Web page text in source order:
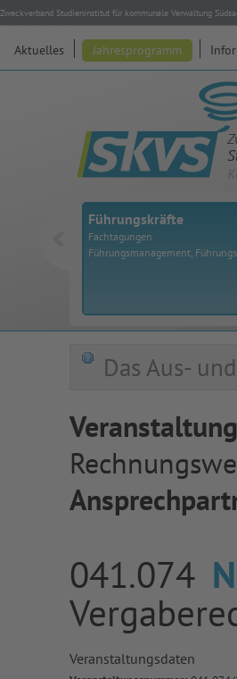
Zweckverband Studieninstitut für kommunale Verwaltung
Aktuelles Jahresprogramm
Führungskräfte
Fachtagungen
Führungsmanagement,
Das Aus-
041.074
Veranstaltungsdaten